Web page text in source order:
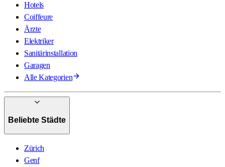
Hotels
Coiffeure
Ärzte
Elektriker
Sanitärinstallation
Garagen
Alle Kategorien
Beliebte Städte
Zürich
Genf